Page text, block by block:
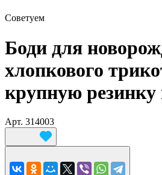
Советуем
Боди для
хлопкового
крупную
Арт. 314003